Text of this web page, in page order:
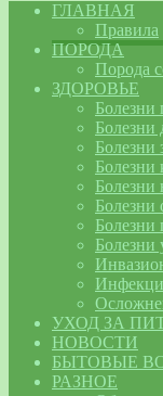
ГЛАВНАЯ
Правила
ПОРОДА
Порода
ЗДОРОВЬЕ
Болезни
Болезни
Болезни
Болезни
Болезни
Болезни
Болезни
Болезни
УХОД ЗА
НОВОСТИ
БЫТОВЫЕ
РАЗНОЕ